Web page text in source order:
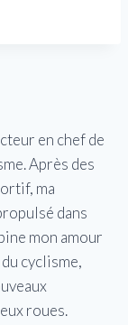
en chef de
Après des
ma
dans
mon amour
cyclisme,
roues.